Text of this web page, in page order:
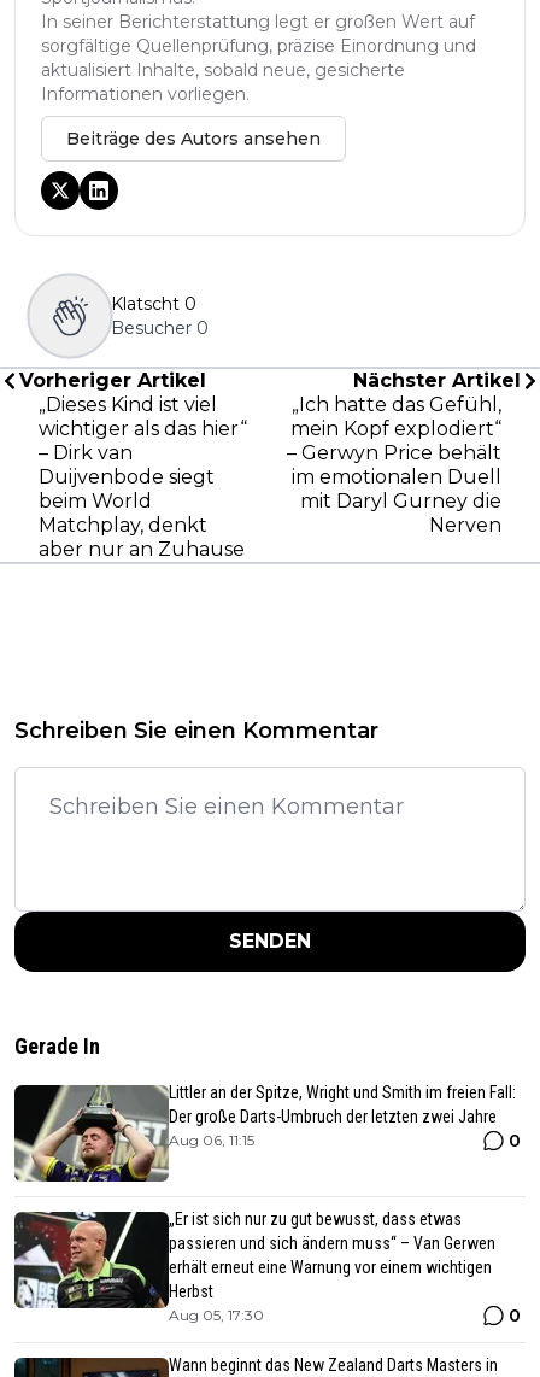
In seiner Berichterstattung legt er großen Wert auf
sorgfältige Quellenprüfung, präzise Einordnung und
aktualisiert Inhalte, sobald neue, gesicherte
Informationen vorliegen.
Beiträge des Autors ansehen
Klatscht 0
Besucher 0
Vorheriger Artikel
„Dieses Kind ist viel
wichtiger als das hier“
– Dirk van
Duijvenbode siegt
beim World
Matchplay, denkt
aber nur an Zuhause
Nächster Artikel
„Ich hatte das Gefühl,
mein Kopf explodiert“
– Gerwyn Price behält
im emotionalen Duell
mit Daryl Gurney die
Nerven
Schreiben Sie einen Kommentar
SENDEN
Gerade In
Littler an der Spitze, Wright und Smith im freien Fall:
Der große Darts-Umbruch der letzten zwei Jahre
Aug 06, 11:15 0
„Er ist sich nur zu gut bewusst, dass etwas
passieren und sich ändern muss“ – Van Gerwen
erhält erneut eine Warnung vor einem wichtigen
Herbst
Aug 05, 17:30 0
Wann beginnt das New Zealand Darts Masters in